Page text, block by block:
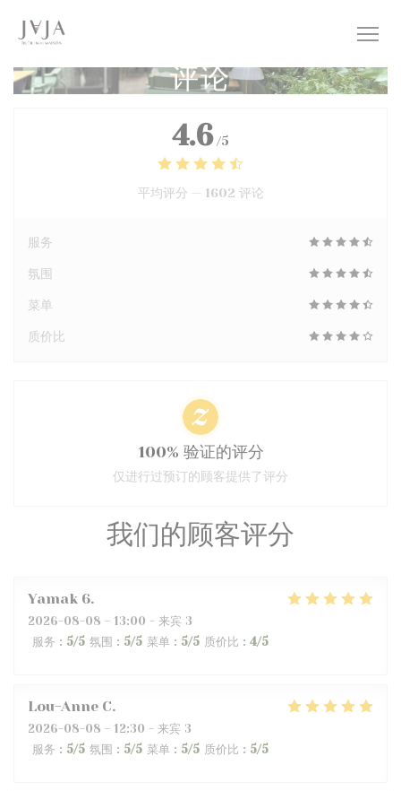
评论
我们的顾客评分
Yamak 6
2026-08-08 - 13:00 - 来宾 3
服务 : 5/5 氛围 : 5/5 菜单 : 5/5 质价比 : 4/5
Lou-Anne C
2026-08-08 - 12:30 - 来宾 3
服务 : 5/5 氛围 : 5/5 菜单 : 5/5 质价比 : 5/5
4.6 /5
平均评分 — 1602 评论
服务
氛围
菜单
质价比
100% 验证的评分
仅进行过预订的顾客提供了评分